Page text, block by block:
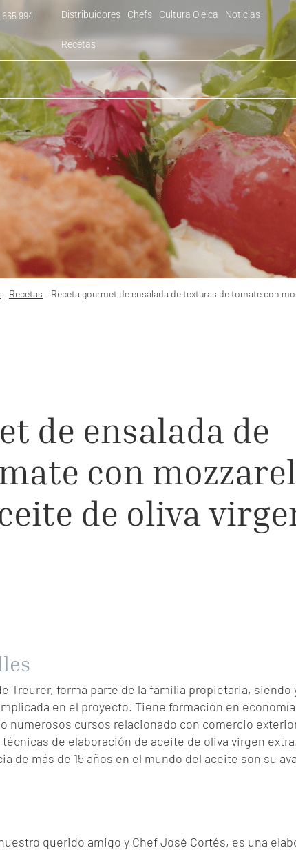
665 994 Distribuidores Chefs Cultura Oleica Noticias
Recetas
gourmet de ensalada de texturas de tomate con
– Recetas – Receta gourmet de ensalada de texturas de tomate con
de ensalada de
con
de oliva
Treurer, forma parte de la familia propietaria, siendo
en el proyecto. Tiene formación en
numerosos cursos relacionado con comercio
de elaboración de aceite de oliva virgen
de más de 15 años en el mundo del aceite son su
querido amigo y Chef José Cortés, es una